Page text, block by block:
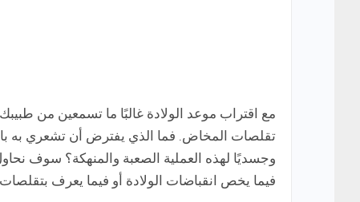
تقلصات المخاض. فما الذي يفترض أن تشعري به
وجسديًا لهذه العملية الصعبة والمنهكة؟ سوف
فيما يخص انقباضات الولادة أو فيما يعرف